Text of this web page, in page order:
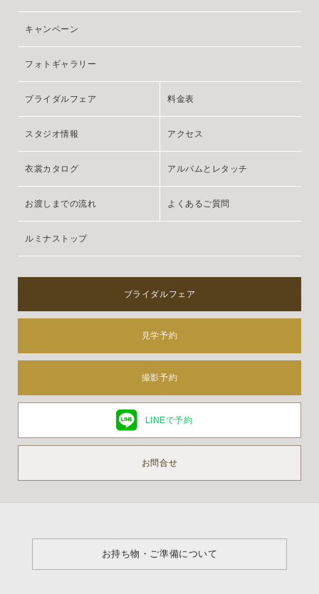
キャンペーン
フォトギャラリー
ブライダルフェア 料金表
スタジオ情報 アクセス
衣裳カタログ アルバムとレタッチ
お渡しまでの流れ よくあるご質問
ルミナストップ
ブライダルフェア
見学予約
撮影予約
LINEで予約
お問合せ
お持ち物・ご準備について